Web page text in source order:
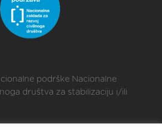
podrške Nacionalne
društva za stabilizaciju i/ili